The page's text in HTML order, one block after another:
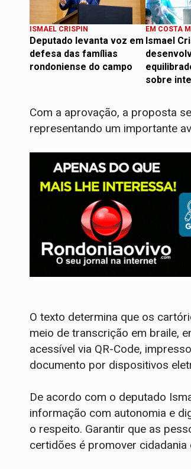
ISMAEL CRISPIN
Deputado levanta voz em
defesa das famílias
rondoniense do campo
EM COSTA
Ismael
sobre
Com a aprovação, a proposta
representando um importante
O texto determina que os
meio de transcrição em braile,
acessível via QR-Code,
documento por dispositivos
De acordo com o deputado
informação com autonomia e
o respeito. Garantir que as
certidões é promover